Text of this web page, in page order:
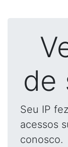
de
Seu IP
acessos
conosco.